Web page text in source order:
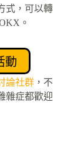
式，可以轉
。
動
論社群 ，不
雜症都歡迎